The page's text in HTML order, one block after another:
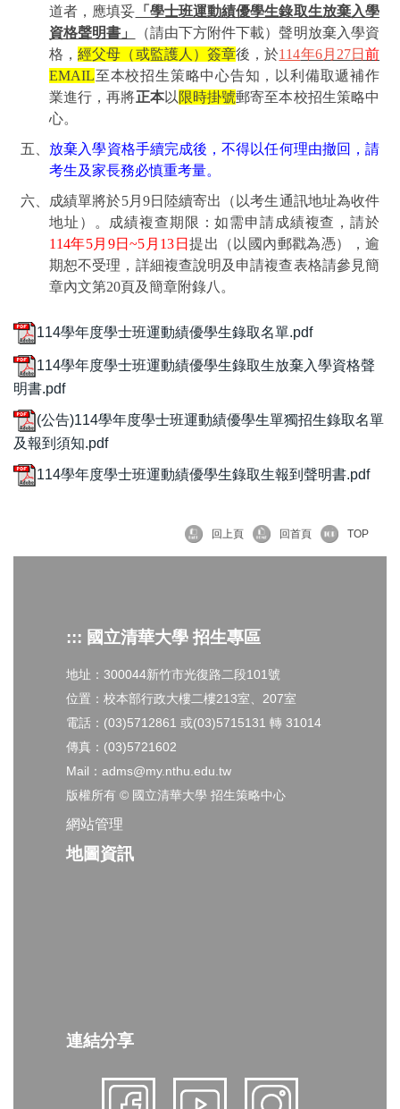
道者，應填妥 「學士班運動績優學生錄取生放棄入學
資格聲明書」
（請由下方附件下載）聲明放棄入學資
格，經父母（或監護人）簽章後，於114年6月27日前
EMAIL至本校招生策略中心告知，以利備取遞補作
業進行，再將正本以 限時掛號郵寄至本校招生策略中
心。
五、 放棄入學資格手續完成後，不得以任何理由撤回，請
考生及家長務必慎重考量。
六、成績單將於5月9日 陸續寄出（以考生通訊地址為收件
地址）。成績複查期限：如需申請成績複查，請於
114年5月 9日~5 月 13 日提出（以國內郵戳為憑），逾
期恕不受理，詳細複查說明及申請複查表格請參見簡
章內文第20頁及簡章附錄八。
114學年度學士班運動績優學生錄取名單.pdf
114學年度學士班運動績優學生錄取生放棄入學資格聲
明書.pdf
(公告)114學年度學士班運動績優學生單獨招生錄取名單
及報到須知.pdf
114學年度學士班運動績優學生錄取生報到聲明書.pdf
回上頁 回首頁 TOP
::: 國立清華大學 招生專區
地址：300044新竹市光復路二段101號
位置：校本部行政大樓二樓213室、207室
電話：(03)5712861 或(03)5715131 轉 31014
傳真：(03)5721602
Mail：adms@my.nthu.edu.tw
版權所有 © 國立清華大學 招生策略中心
網站管理
地圖資訊
連結分享